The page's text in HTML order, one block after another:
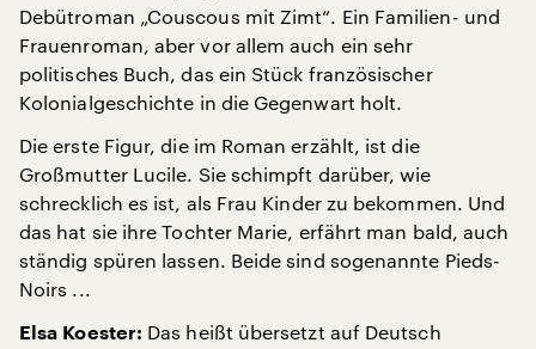
Debütroman „Couscous mit Zimt“. Ein Familien- und
Frauenroman, aber vor allem auch ein sehr
politisches Buch, das ein Stück französischer
Kolonialgeschichte in die Gegenwart holt.
Die erste Figur, die im Roman erzählt, ist die
Großmutter Lucile. Sie schimpft darüber, wie
schrecklich es ist, als Frau Kinder zu bekommen. Und
das hat sie ihre Tochter Marie, erfährt man bald, auch
ständig spüren lassen. Beide sind sogenannte Pieds-
Noirs ...
Elsa Koester: Das heißt übersetzt auf Deutsch